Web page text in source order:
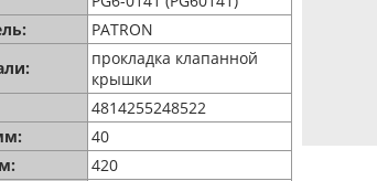
PATRON
прокладка клапанной
крышки
4814255248522
40
420